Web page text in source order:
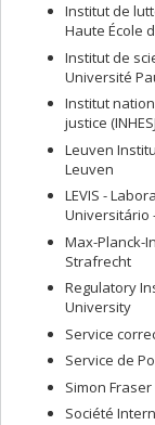
Institut de
Haute École
Institut de
Université
Institut
justice
Leuven
Leuven
LEVIS -
Universitário
Max-Planck-
Strafrecht
Regulatory
University
Service
Service de
Simon
Société